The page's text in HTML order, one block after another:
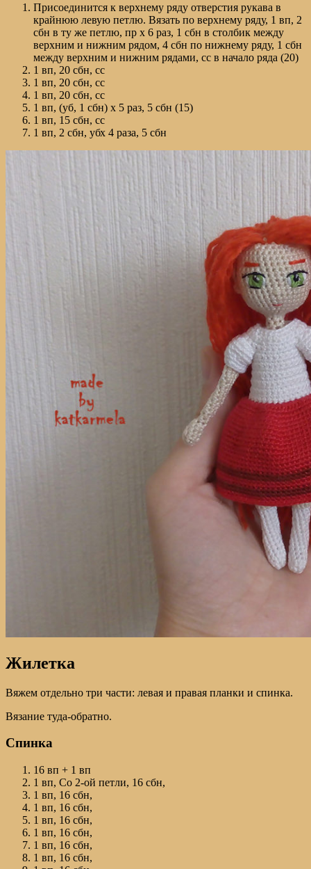
Присоединится к верхнему ряду отверстия рукава в
крайнюю левую петлю. Вязать по верхнему ряду, 1 вп, 2
сбн в ту же петлю, пр х 6 раз, 1 сбн в столбик между
верхним и нижним рядом, 4 сбн по нижнему ряду, 1 сбн
между верхним и нижним рядами, сс в начало ряда (20)
1 вп, 20 сбн, сс
1 вп, 20 сбн, сс
1 вп, 20 сбн, сс
1 вп, (уб, 1 сбн) х 5 раз, 5 сбн (15)
1 вп, 15 сбн, сс
1 вп, 2 сбн, убх 4 раза, 5 сбн
Жилетка
Вяжем отдельно три части: левая и правая планки и спинка.
Вязание туда-обратно.
Спинка
16 вп + 1 вп
1 вп, Со 2-ой петли, 16 сбн,
1 вп, 16 сбн,
1 вп, 16 сбн,
1 вп, 16 сбн,
1 вп, 16 сбн,
1 вп, 16 сбн,
1 вп, 16 сбн,